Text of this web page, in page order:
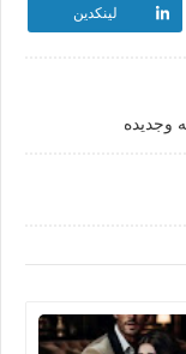
لينكدين
وجديده